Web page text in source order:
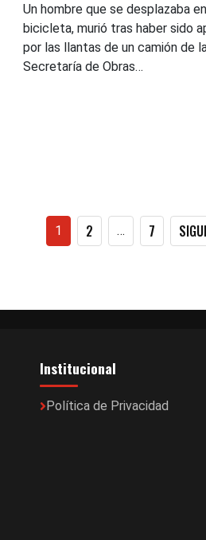
Un hombre que se desplazaba
bicicleta, murió tras haber sido
por las llantas de un camión de
Secretaría de Obras…
1 2 … 7
Institucional
Política de Privacidad